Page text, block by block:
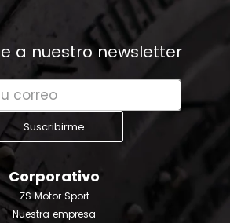
a nuestro newsletter
Suscribirme
Corporativo
ZS Motor Sport
Nuestra empresa